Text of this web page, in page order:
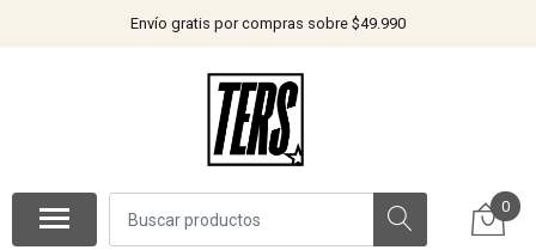
Envío gratis por compras sobre $49.990
0